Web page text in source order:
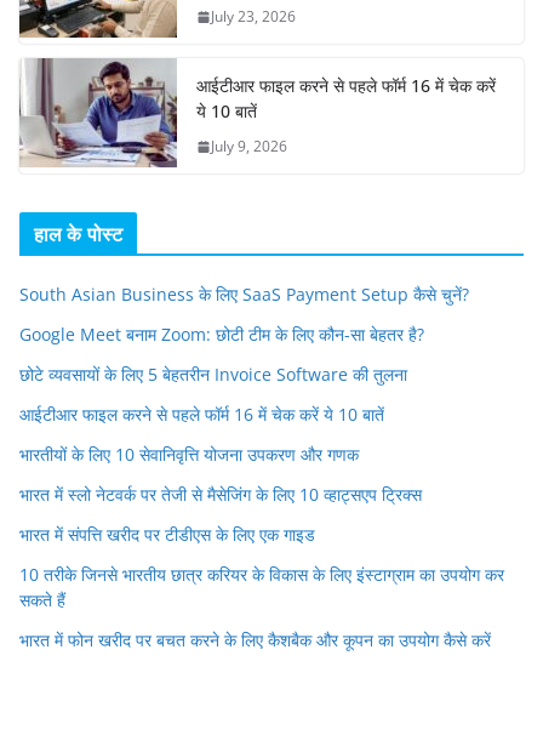
July 23, 2026
आईटीआर फाइल करने से पहले फॉर्म 16 में चेक करें
ये 10 बातें
July 9, 2026
हाल के पोस्ट
South Asian Business के लिए SaaS Payment Setup कैसे चुनें?
Google Meet बनाम Zoom: छोटी टीम के लिए कौन-सा बेहतर है?
छोटे व्यवसायों के लिए 5 बेहतरीन Invoice Software की तुलना
आईटीआर फाइल करने से पहले फॉर्म 16 में चेक करें ये 10 बातें
भारतीयों के लिए 10 सेवानिवृत्ति योजना उपकरण और गणक
भारत में स्लो नेटवर्क पर तेजी से मैसेजिंग के लिए 10 व्हाट्सएप ट्रिक्स
भारत में संपत्ति खरीद पर टीडीएस के लिए एक गाइड
10 तरीके जिनसे भारतीय छात्र करियर के विकास के लिए इंस्टाग्राम का उपयोग कर
सकते हैं
भारत में फोन खरीद पर बचत करने के लिए कैशबैक और कूपन का उपयोग कैसे करें